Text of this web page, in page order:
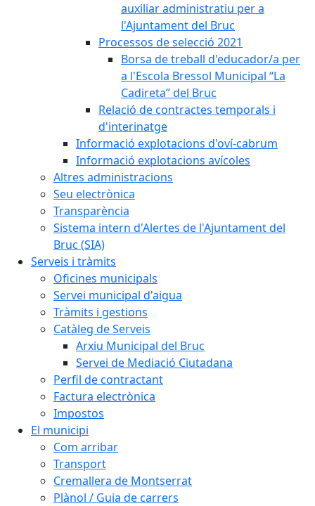
auxiliar administratiu per a
l'Ajuntament del Bruc
Processos de selecció 2021
Borsa de treball d'educador/a per
a l'Escola Bressol Municipal “La
Cadireta” del Bruc
Relació de contractes temporals i
d'interinatge
Informació explotacions d'oví-cabrum
Informació explotacions avícoles
Altres administracions
Seu electrònica
Transparència
Sistema intern d'Alertes de l'Ajuntament del
Bruc (SIA)
Serveis i tràmits
Oficines municipals
Servei municipal d'aigua
Tràmits i gestions
Catàleg de Serveis
Arxiu Municipal del Bruc
Servei de Mediació Ciutadana
Perfil de contractant
Factura electrònica
Impostos
El municipi
Com arribar
Transport
Cremallera de Montserrat
Plànol / Guia de carrers